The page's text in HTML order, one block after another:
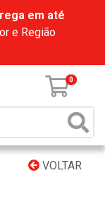
em até
e Região
0
VOLTAR